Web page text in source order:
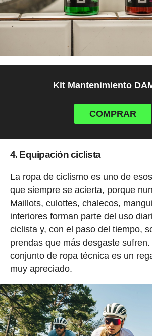
Kit Mantenimiento
COMPRAR
4. Equipación ciclista
La ropa de ciclismo es uno de
que siempre se acierta, porque
Maillots, culottes, chalecos,
interiores forman parte del uso
ciclista y, con el paso del tiempo,
prendas que más desgaste
conjunto de ropa técnica es un
muy apreciado.